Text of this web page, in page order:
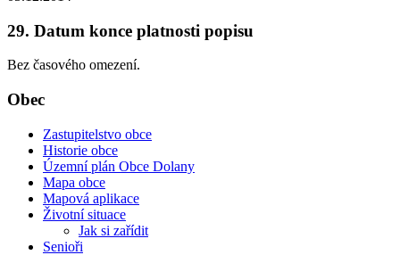
29. Datum konce platnosti popisu
Bez časového omezení.
Obec
Zastupitelstvo obce
Historie obce
Územní plán Obce Dolany
Mapa obce
Mapová aplikace
Životní situace
Jak si zařídit
Senioři